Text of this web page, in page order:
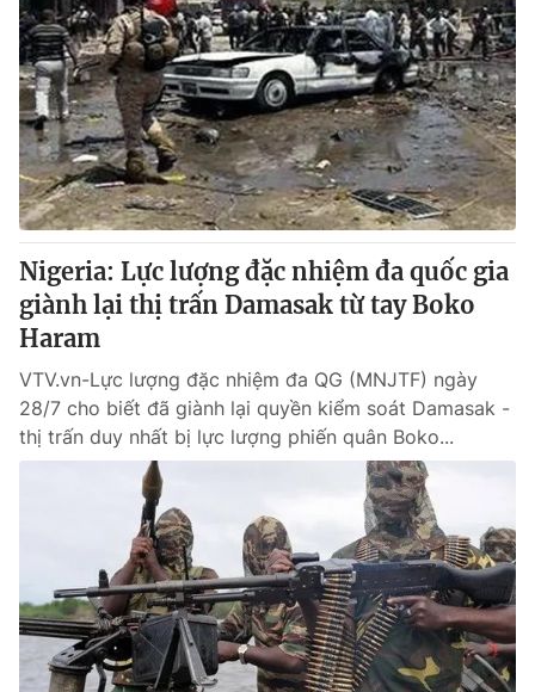
Nigeria: Lực lượng đặc nhiệm đa quốc gia
giành lại thị trấn Damasak từ tay Boko
Haram
VTV.vn-Lực lượng đặc nhiệm đa QG (MNJTF) ngày
28/7 cho biết đã giành lại quyền kiểm soát Damasak -
thị trấn duy nhất bị lực lượng phiến quân Boko...